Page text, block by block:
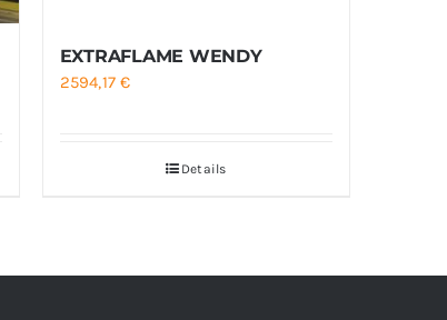
EXTRAFLAME WENDY
2594,17€
Details